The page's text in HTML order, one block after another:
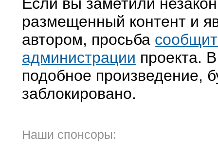
размещенный контент и
автором, просьба
администрации проекта.
подобное произведение,
заблокировано.
Наши спонсоры: